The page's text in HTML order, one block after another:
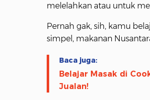
melelahkan atau untuk
Pernah gak, sih, kamu
simpel, makanan
Baca juga:
Belajar Masak di
Jualan!